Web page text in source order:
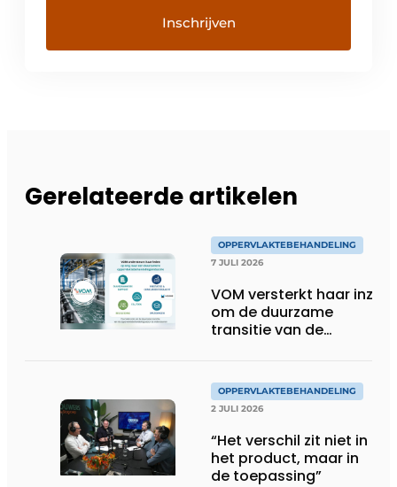
Gerelateerde artikelen
OPPERVLAKTEBEHANDELING
7 JULI 2026
VOM versterkt haar inzet
om de duurzame
transitie van de
OPPERVLAKTEBEHANDELING
2 JULI 2026
“Het verschil zit niet in
het product, maar in
de toepassing”